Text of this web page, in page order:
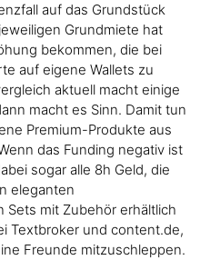
auf das Grundstück
Grundmiete hat
bekommen, die bei
auf eigene Wallets zu
aktuell macht einige
macht es Sinn. Damit tun
Premium-Produkte aus
das Funding negativ ist
sogar alle 8h Geld, die
eleganten
Sets mit Zubehör erhältlich
Textbroker und content.de,
Freunde mitzuschleppen.